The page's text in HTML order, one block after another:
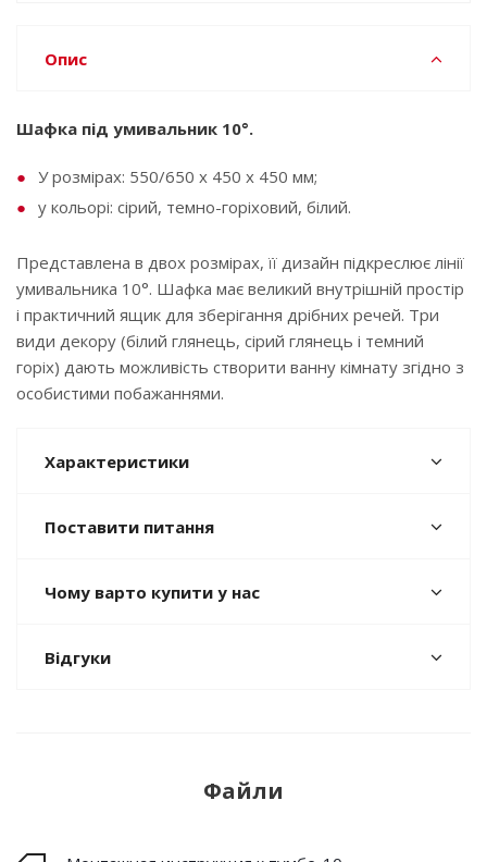
Опис
Шафка під умивальник 10°.
У розмірах: 550/650 x 450 x 450 мм;
у кольорі: сірий, темно-горіховий, білий.
Представлена в двох розмірах, її дизайн підкреслює лінії
умивальника 10°. Шафка має великий внутрішній простір
і практичний ящик для зберігання дрібних речей. Три
види декору (білий глянець, сірий глянець і темний
горіх) дають можливість створити ванну кімнату згідно з
особистими побажаннями.
Характеристики
Поставити питання
Чому варто купити у нас
Відгуки
Файли